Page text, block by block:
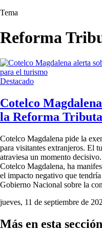
Tema
Reforma
Destacado
Cotelco
la Reforma
Cotelco Magdalena pide la
para visitantes extranjeros. El
atraviesa un momento
Cotelco Magdalena, ha
el impacto negativo que
Gobierno Nacional sobre la
jueves, 11 de septiembre de
Más en esta sección